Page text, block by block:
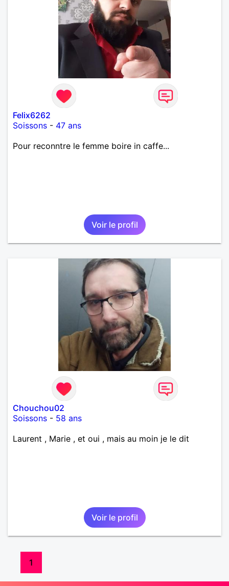
Felix6262
Soissons - 47 ans
Pour reconntre le femme boire in caffe...
Voir le profil
Chouchou02
Soissons - 58 ans
Laurent , Marie , et oui , mais au moin je le dit
Voir le profil
1